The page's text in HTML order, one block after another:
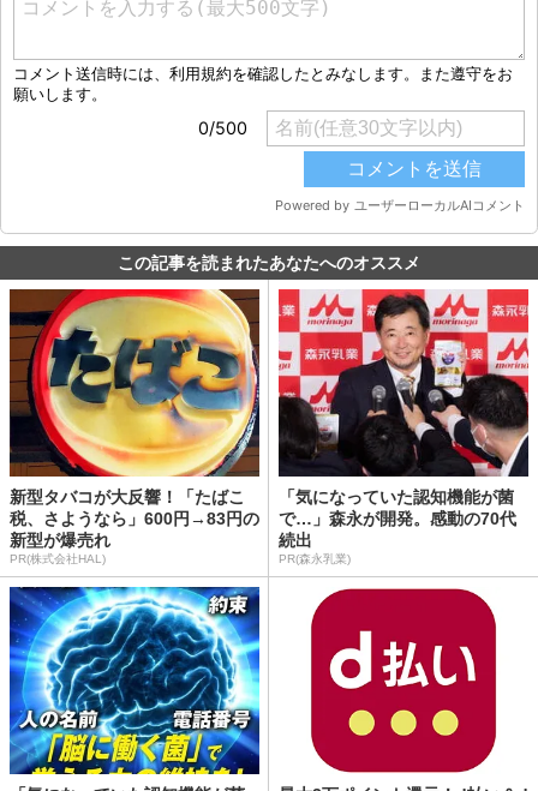
この記事を読まれたあなたへのオススメ
新型タバコが大反響！「たばこ
税、さようなら」600円→83円の
新型が爆売れ
PR(株式会社HAL)
「気になっていた認知機能が菌
で…」森永が開発。感動の70代
続出
PR(森永乳業)